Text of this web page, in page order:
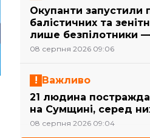
Окупанти запустили
балістичних та
лише безпілотники
08 серпня 2026 09:06
Важливо
21 людина
на Сумщині, серед
08 серпня 2026 09:04